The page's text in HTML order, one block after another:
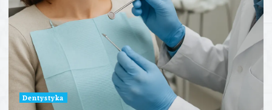
Dentystyka